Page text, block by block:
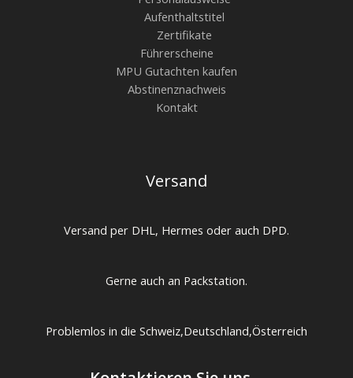
Aufenthaltstitel
Zertifikate
Führerscheine
MPU Gutachten kaufen
Abstinenznachweis
Kontakt
Versand
Versand per DHL, Hermes oder auch DPD.
Gerne auch an Packstation.
Problemlos in die Schweiz,Deutschland,Österreich